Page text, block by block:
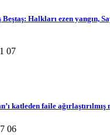
Halkları ezen yangın,
07
katleden faile ağırlaştırılmış
06